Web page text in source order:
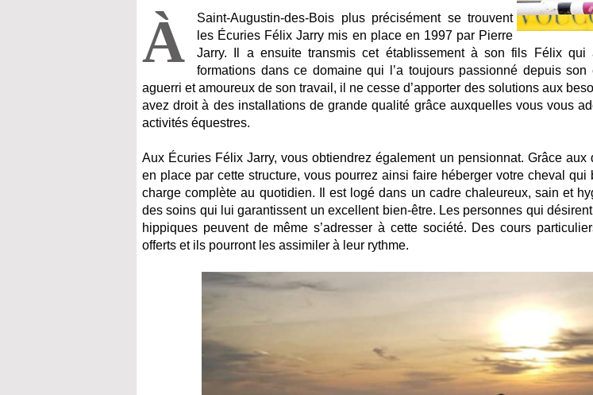
À
Saint-Augustin-des-Bois plus précisément se trouvent
les Écuries Félix Jarry mis en place en 1997 par Pierre
Jarry. Il a ensuite transmis cet établissement à son fils Félix qui
formations dans ce domaine qui l’a toujours passionné depuis son
aguerri et amoureux de son travail, il ne cesse d’apporter des solutions aux
avez droit à des installations de grande qualité grâce auxquelles vous vous
activités équestres.
Aux Écuries Félix Jarry, vous obtiendrez également un pensionnat. Grâce aux
en place par cette structure, vous pourrez ainsi faire héberger votre cheval qui
charge complète au quotidien. Il est logé dans un cadre chaleureux, sain et
des soins qui lui garantissent un excellent bien-être. Les personnes qui
hippiques peuvent de même s’adresser à cette société. Des cours
offerts et ils pourront les assimiler à leur rythme.